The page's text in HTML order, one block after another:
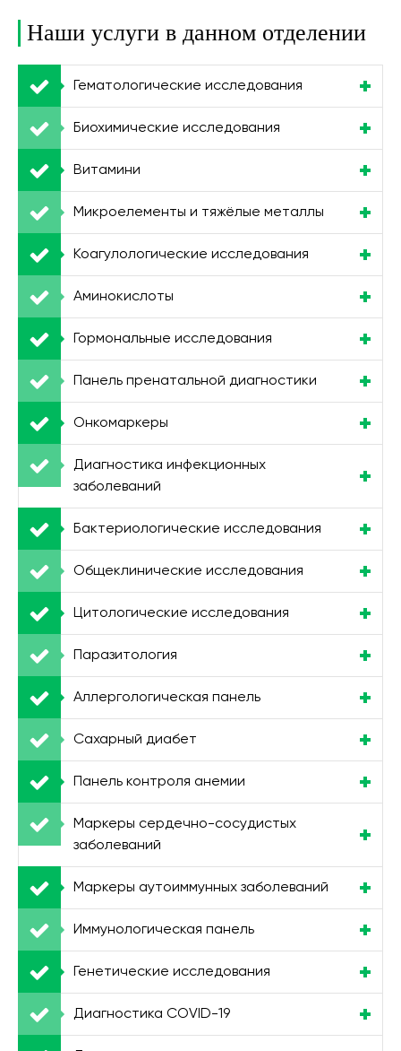
Наши услуги в данном отделении
Гематологические исследования
Биохимические исследования
Витамини
Микроелементы и тяжёлые металлы
Коагулологические исследования
Аминокислоты
Гормональные исследования
Панель пренатальной диагностики
Онкомаркеры
Диагностика инфекционных
заболеваний
Бактериологические исследования
Общеклинические исследования
Цитологические исследования
Паразитология
Аллергологическая панель
Сахарный диабет
Панель контроля анемии
Маркеры сердечно-сосудистых
заболеваний
Маркеры аутоиммунных заболеваний
Иммунологическая панель
Генетические исследования
Диагностика COVID-19